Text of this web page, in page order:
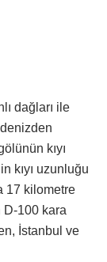
dağları ile
kıyı
kıyı uzunluğu
17 kilometre
D-100 kara
İstanbul ve